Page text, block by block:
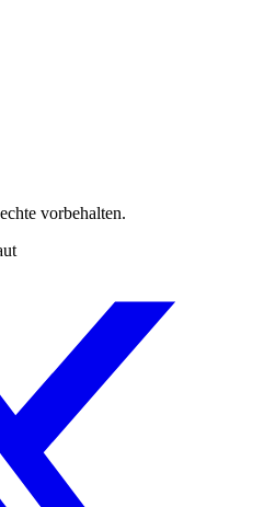
vorbehalten.